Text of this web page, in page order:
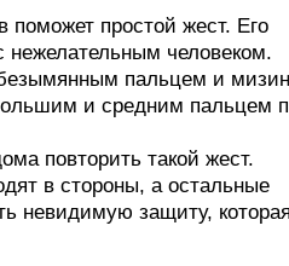
простой жест. Его
нежелательным человеком.
пальцем и
и средним пальцем
повторить такой жест.
в стороны, а остальные
невидимую защиту, которая